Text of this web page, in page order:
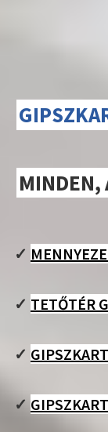
MINDEN,
✓
✓ TETŐTÉR
✓
✓